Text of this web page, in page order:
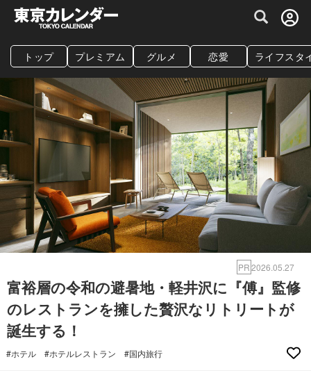
グルメ情報・プレミアムレストラン予約
トップ プレミアム グルメ 恋愛 ライフスタ
PR2026.05.27
富裕層の令和の避暑地・軽井沢に『傅』監修
のレストランを擁した贅沢なリトリートが
誕生する！
#ホテル #ホテルレストラン #国内旅行